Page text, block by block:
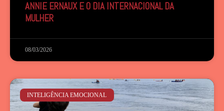
ANNIE ERNAUX E O DIA INTERNACIONAL DA
MULHER
08/03/2026
INTELIGÊNCIA EMOCIONAL